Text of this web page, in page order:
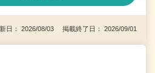
日： 2026/08/03 掲載終了日： 2026/09/01